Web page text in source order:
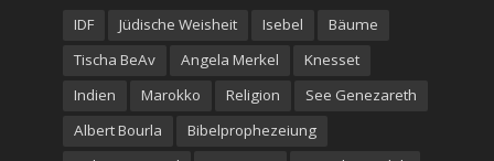
IDF Jüdische Weisheit Isebel
Bäume
Tischa BeAv
Angela Merkel
Knesset
Indien
Marokko Religion
See Genezareth
Albert Bourla
Bibelprophezeiung